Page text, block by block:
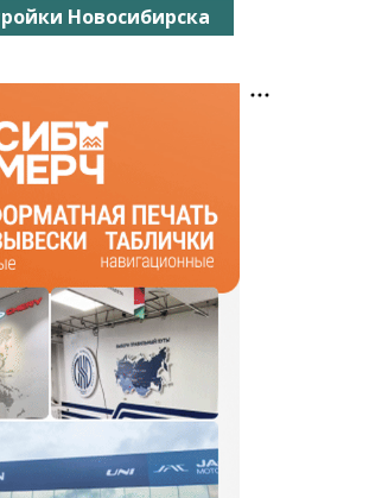
Новосибирска